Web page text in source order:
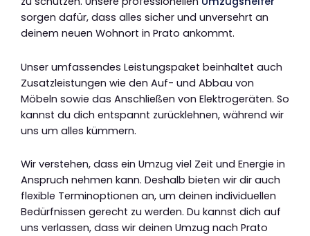
sorgen dafür, dass alles sicher und unversehrt an
deinem neuen Wohnort in Prato ankommt.
Unser umfassendes Leistungspaket beinhaltet auch
Zusatzleistungen wie den Auf- und Abbau von
Möbeln sowie das Anschließen von Elektrogeräten. So
kannst du dich entspannt zurücklehnen, während wir
uns um alles kümmern.
Wir verstehen, dass ein Umzug viel Zeit und Energie in
Anspruch nehmen kann. Deshalb bieten wir dir auch
flexible Terminoptionen an, um deinen individuellen
Bedürfnissen gerecht zu werden. Du kannst dich auf
uns verlassen, dass wir deinen Umzug nach Prato